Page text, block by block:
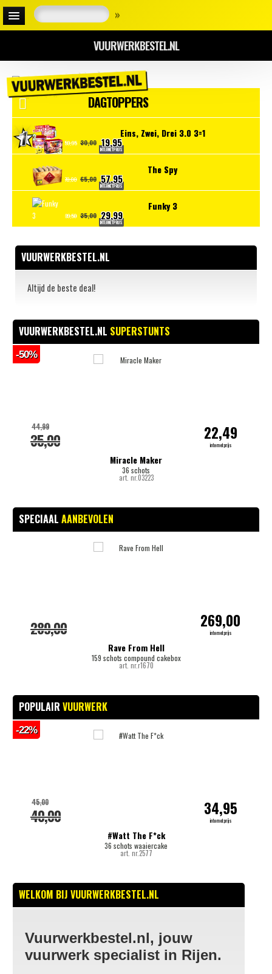
»
VUURWERKBESTEL.NL
DAGTOPPERS
Eins, Zwei, Drei 3.0 3=1
59,95 30,00 19,95
INTERNETPRIJS
The Spy
70,00 65,00 57,95
INTERNETPRIJS
Funky 3
39,50 35,00 29,99
INTERNETPRIJS
VUURWERKBESTEL.NL
Altijd de beste deal!
VUURWERKBESTEL.NL SUPERSTUNTS
Miracle Maker
36 schots
art. nr.03223
35,00
44,99 22,49
internetprijs
-50%
SPECIAAL AANBEVOLEN
Rave From Hell
159 schots compound cakebox
art. nr.r1670
289,00 269,00
internetprijs
POPULAIR VUURWERK
#Watt The F*ck
36 schots waaiercake
art. nr.2577
40,00
45,00 34,95
internetprijs
-22%
WELKOM BIJ VUURWERKBESTEL.NL
Vuurwerkbestel.nl, jouw
vuurwerk specialist in Rijen.